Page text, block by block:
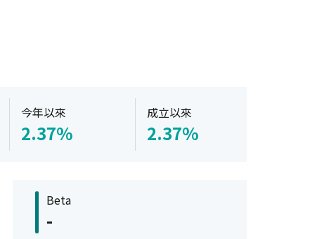
今年以來
2.37%
成立以來
2.37%
Beta
-